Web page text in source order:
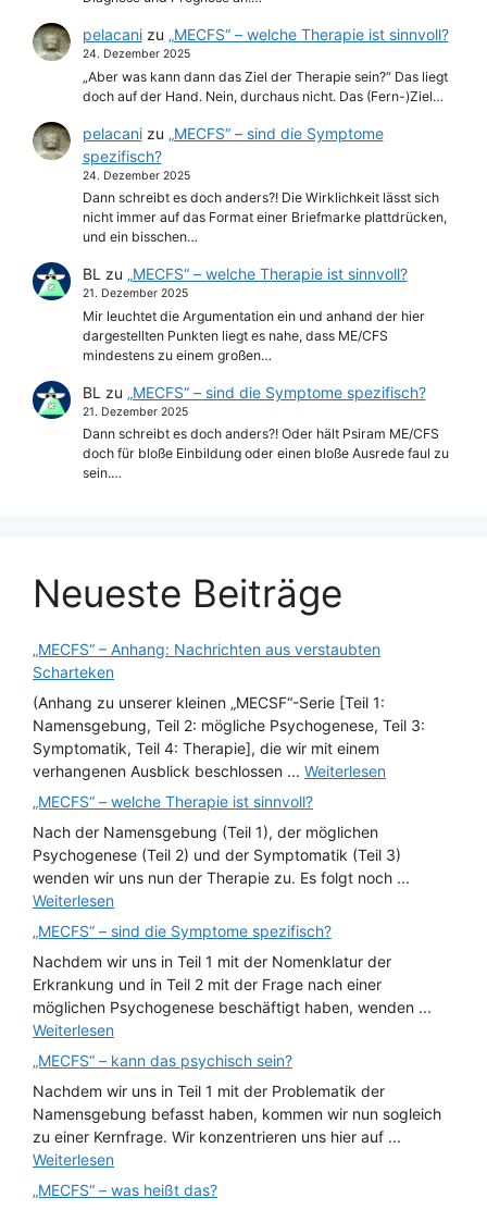
pelacanizu „MECFS“ – welche Therapie ist sinnvoll?
24. Dezember 2025
„Aber was kann dann das Ziel der Therapie sein?“ Das liegt
doch auf der Hand. Nein, durchaus nicht. Das (Fern-)Ziel…
pelacanizu „MECFS“ – sind die Symptome
spezifisch?
24. Dezember 2025
Dann schreibt es doch anders?! Die Wirklichkeit lässt sich
nicht immer auf das Format einer Briefmarke plattdrücken,
und ein bisschen…
BL zu „MECFS“ – welche Therapie ist sinnvoll?
21. Dezember 2025
Mir leuchtet die Argumentation ein und anhand der hier
dargestellten Punkten liegt es nahe, dass ME/CFS
mindestens zu einem großen…
BL zu „MECFS“ – sind die Symptome spezifisch?
21. Dezember 2025
Dann schreibt es doch anders?! Oder hält Psiram ME/CFS
doch für bloße Einbildung oder einen bloße Ausrede faul zu
sein.…
Neueste Beiträge
„MECFS“ – Anhang: Nachrichten aus verstaubten
Scharteken
(Anhang zu unserer kleinen „MECSF“-Serie [Teil 1:
Namensgebung, Teil 2: mögliche Psychogenese, Teil 3:
Symptomatik, Teil 4: Therapie], die wir mit einem
verhangenen Ausblick beschlossen ... Weiterlesen
„MECFS“ – welche Therapie ist sinnvoll?
Nach der Namensgebung (Teil 1), der möglichen
Psychogenese (Teil 2) und der Symptomatik (Teil 3)
wenden wir uns nun der Therapie zu. Es folgt noch ...
Weiterlesen
„MECFS“ – sind die Symptome spezifisch?
Nachdem wir uns in Teil 1 mit der Nomenklatur der
Erkrankung und in Teil 2 mit der Frage nach einer
möglichen Psychogenese beschäftigt haben, wenden ...
Weiterlesen
„MECFS“ – kann das psychisch sein?
Nachdem wir uns in Teil 1 mit der Problematik der
Namensgebung befasst haben, kommen wir nun sogleich
zu einer Kernfrage. Wir konzentrieren uns hier auf ...
Weiterlesen
„MECFS“ – was heißt das?